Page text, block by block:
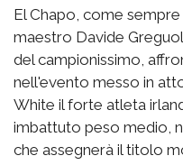
El Chapo, come
maestro Davide
del campionissimo,
nell'evento messo in
White il forte atleta
imbattuto peso medio,
che assegnerà il titolo